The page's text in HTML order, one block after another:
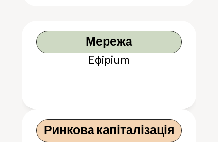
Мережа
Ефірium
Ринкова капіталізація